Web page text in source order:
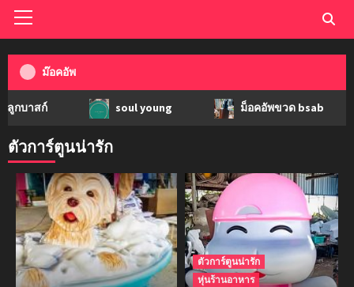
ม๊อคอัพ
soul young ม็อคอัพขวด bsab
ตัวการ์ตูนน่ารัก
ตัวการ์ตูนน่ารัก
หุ่นร้านอาหาร